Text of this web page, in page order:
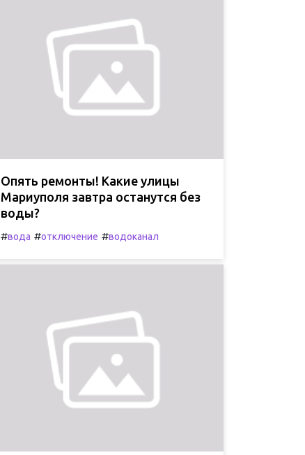
Опять ремонты! Какие улицы
Мариуполя завтра останутся без
воды?
#вода #отключение #водоканал